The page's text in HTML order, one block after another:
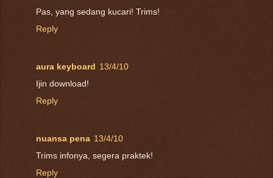
Pas, yang sedang kucari! Trims!
Reply
aura keyboard 13/4/10
Ijin download!
Reply
nuansa pena 13/4/10
Trims infonya, segera praktek!
Reply